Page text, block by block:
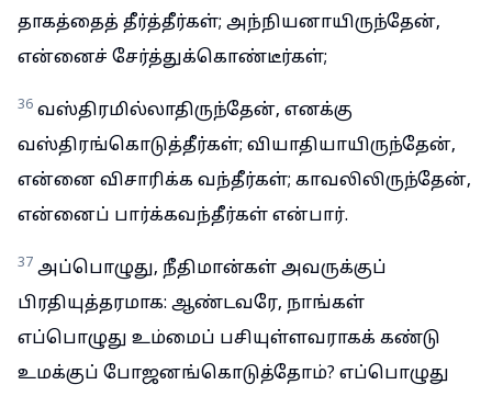
தாகத்தைத் தீர்த்தீர்கள்; அந்நியனாயிருந்தேன்,
என்னைச் சேர்த்துக்கொண்டீர்கள்;
36 வஸ்திரமில்லாதிருந்தேன், எனக்கு
வஸ்திரங்கொடுத்தீர்கள்; வியாதியாயிருந்தேன்,
என்னை விசாரிக்க வந்தீர்கள்; காவலிலிருந்தேன்,
என்னைப் பார்க்கவந்தீர்கள் என்பார்.
37 அப்பொழுது, நீதிமான்கள் அவருக்குப்
பிரதியுத்தரமாக: ஆண்டவரே, நாங்கள்
எப்பொழுது உம்மைப் பசியுள்ளவராகக் கண்டு
உமக்குப் போஜனங்கொடுத்தோம்? எப்பொழுது